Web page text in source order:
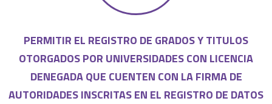
PERMITIR EL REGISTRO DE GRADOS Y TITULOS
OTORGADOS POR UNIVERSIDADES CON LICENCIA
DENEGADA QUE CUENTEN CON LA FIRMA DE
AUTORIDADES INSCRITAS EN EL REGISTRO DE DATOS